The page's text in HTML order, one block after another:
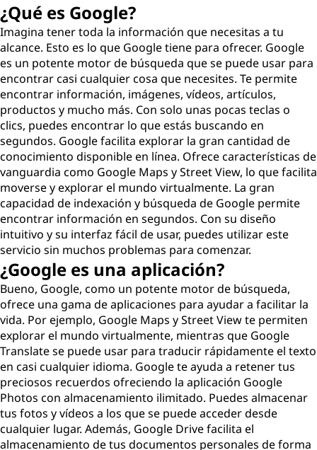
¿Qué es Google?
Imagina tener toda la información que necesitas a tu
alcance. Esto es lo que Google tiene para ofrecer. Google
es un potente motor de búsqueda que se puede usar para
encontrar casi cualquier cosa que necesites. Te permite
encontrar información, imágenes, vídeos, artículos,
productos y mucho más. Con solo unas pocas teclas o
clics, puedes encontrar lo que estás buscando en
segundos. Google facilita explorar la gran cantidad de
conocimiento disponible en línea. Ofrece características de
vanguardia como Google Maps y Street View, lo que facilita
moverse y explorar el mundo virtualmente. La gran
capacidad de indexación y búsqueda de Google permite
encontrar información en segundos. Con su diseño
intuitivo y su interfaz fácil de usar, puedes utilizar este
servicio sin muchos problemas para comenzar.
¿Google es una aplicación?
Bueno, Google, como un potente motor de búsqueda,
ofrece una gama de aplicaciones para ayudar a facilitar la
vida. Por ejemplo, Google Maps y Street View te permiten
explorar el mundo virtualmente, mientras que Google
Translate se puede usar para traducir rápidamente el texto
en casi cualquier idioma. Google te ayuda a retener tus
preciosos recuerdos ofreciendo la aplicación Google
Photos con almacenamiento ilimitado. Puedes almacenar
tus fotos y vídeos a los que se puede acceder desde
cualquier lugar. Además, Google Drive facilita el
almacenamiento de tus documentos personales de forma